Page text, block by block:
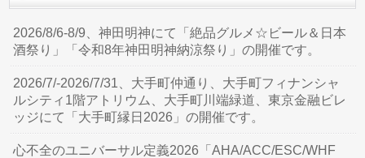
2026/8/6-8/9、神田明神にて「絶品グルメ☆ビール＆日本
酒祭り」「令和8年神田明神納涼祭り」の開催です。
2026/7/-2026/7/31、大手町仲通り、大手町フィナンシャ
ルシティ1階アトリウム、大手町川端緑道、東京金融ビレ
ッジにて「大手町縁日2026」の開催です。
心不全のユニバーサル定義2026「AHA/ACC/ESC/WHF